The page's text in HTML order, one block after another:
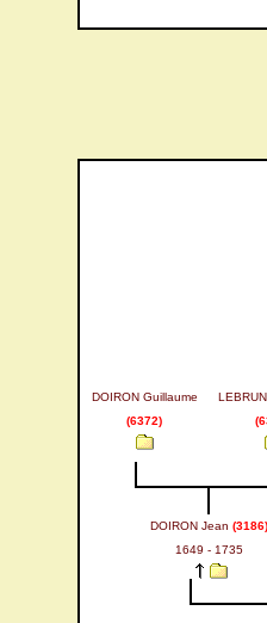
DOIRON Guillaume
(6372)
DOIRON Jean (3186)
1649 - 1735